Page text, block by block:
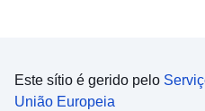
Este sítio é gerido pelo
União Europeia